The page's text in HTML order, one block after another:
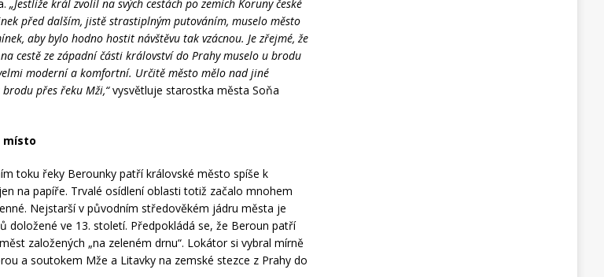
„Jestliže král zvolil na svých cestách po zemích Koruny české
před dalším, jistě strastiplným putováním, muselo město
aby bylo hodno hostit návštěvu tak vzácnou. Je zřejmé, že
cestě ze západní části království do Prahy muselo u brodu
moderní a komfortní. Určitě město mělo nad jiné
přes řeku Mži,“vysvětluje starostka města Soňa
místo
toku řeky Berounky patří královské město spíše k
na papíře. Trvalé osídlení oblasti totiž začalo mnohem
Nejstarší v původním středověkém jádru města je
doložené ve 13. století. Předpokládá se, že Beroun patří
založených „na zeleném drnu“. Lokátor si vybral mírně
a soutokem Mže a Litavky na zemské stezce z Prahy do